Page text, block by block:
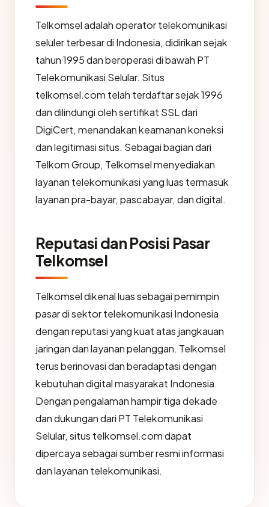
Telkomsel adalah operator telekomunikasi
seluler terbesar di Indonesia, didirikan sejak
tahun 1995 dan beroperasi di bawah PT
Telekomunikasi Selular. Situs
telkomsel.com telah terdaftar sejak 1996
dan dilindungi oleh sertifikat SSL dari
DigiCert, menandakan keamanan koneksi
dan legitimasi situs. Sebagai bagian dari
Telkom Group, Telkomsel menyediakan
layanan telekomunikasi yang luas termasuk
layanan pra-bayar, pascabayar, dan digital.
Reputasi dan Posisi Pasar
Telkomsel
Telkomsel dikenal luas sebagai pemimpin
pasar di sektor telekomunikasi Indonesia
dengan reputasi yang kuat atas jangkauan
jaringan dan layanan pelanggan. Telkomsel
terus berinovasi dan beradaptasi dengan
kebutuhan digital masyarakat Indonesia.
Dengan pengalaman hampir tiga dekade
dan dukungan dari PT Telekomunikasi
Selular, situs telkomsel.com dapat
dipercaya sebagai sumber resmi informasi
dan layanan telekomunikasi.